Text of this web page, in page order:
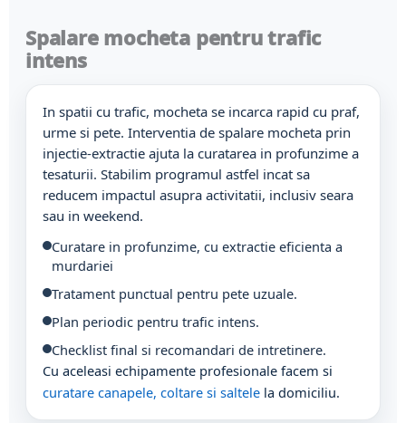
Spalare mocheta pentru trafic
intens
In spatii cu trafic, mocheta se incarca rapid cu praf,
urme si pete. Interventia de spalare mocheta prin
injectie-extractie ajuta la curatarea in profunzime a
tesaturii. Stabilim programul astfel incat sa
reducem impactul asupra activitatii, inclusiv seara
sau in weekend.
Curatare in profunzime, cu extractie eficienta a
murdariei
Tratament punctual pentru pete uzuale.
Plan periodic pentru trafic intens.
Checklist final si recomandari de intretinere.
Cu aceleasi echipamente profesionale facem si
curatare canapele, coltare si saltele la domiciliu.